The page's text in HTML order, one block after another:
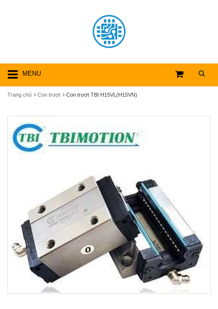
MENU
Trang chủ Con trượt Con trượt TBI H15VL(H15VN)